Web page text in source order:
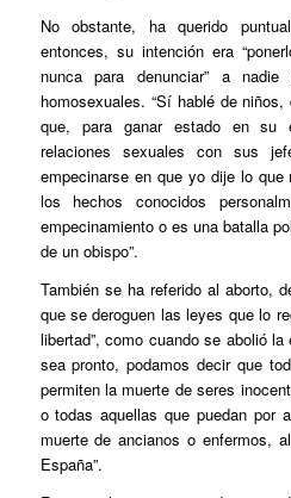
No obstante, ha querido
entonces, su intención era
nunca para denunciar” a
homosexuales. “Sí hablé de
que, para ganar estado en su
relaciones sexuales con sus
empecinarse en que yo dije lo
los hechos conocidos
empecinamiento o es una batalla
de un obispo”.
También se ha referido al aborto,
que se deroguen las leyes que lo
libertad”, como cuando se abolió
sea pronto, podamos decir que
permiten la muerte de seres
o todas aquellas que puedan por
muerte de ancianos o enfermos,
España”.